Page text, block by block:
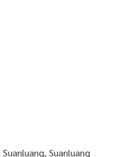
Suanluang